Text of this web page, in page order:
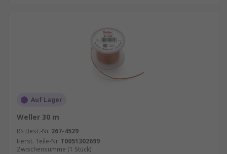
Auf Lager
Weller 30 m
RS Best.-Nr. 267-4529
Herst. Teile-Nr. T0051302699
Zwischensumme (1 Stück)